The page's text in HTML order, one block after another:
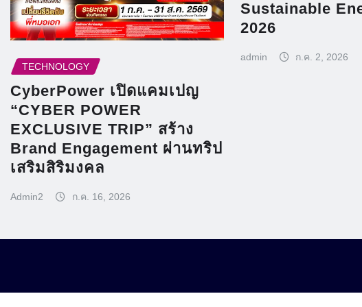
TECHNOLOGY
CyberPower เปิดแคมเปญ
“CYBER POWER
EXCLUSIVE TRIP” สร้าง
Brand Engagement ผ่านทริป
เสริมสิริมงคล
Admin2 ก.ค. 16, 2026
Sustainable
2026
admin ก.ค. 2, 2026